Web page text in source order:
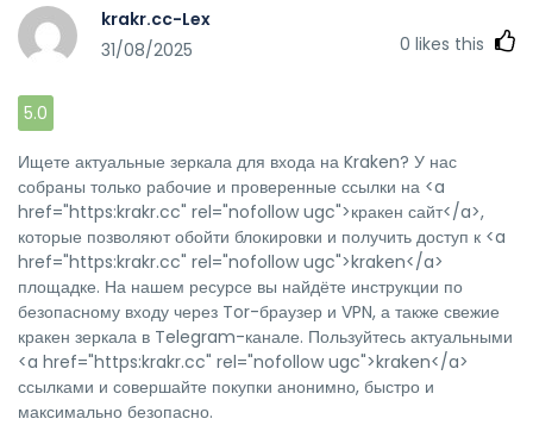
krakr.cc-Lex
31/08/2025
0 likes this
5.0
Ищете актуальные зеркала для входа на Kraken? У нас
собраны только рабочие и проверенные ссылки на <a
href="https:krakr.cc" rel="nofollow ugc">кракен сайт</a>,
которые позволяют обойти блокировки и получить доступ к <a
href="https:krakr.cc" rel="nofollow ugc">kraken</a>
площадке. На нашем ресурсе вы найдёте инструкции по
безопасному входу через Tor-браузер и VPN, а также свежие
кракен зеркала в Telegram-канале. Пользуйтесь актуальными
<a href="https:krakr.cc" rel="nofollow ugc">kraken</a>
ссылками и совершайте покупки анонимно, быстро и
максимально безопасно.